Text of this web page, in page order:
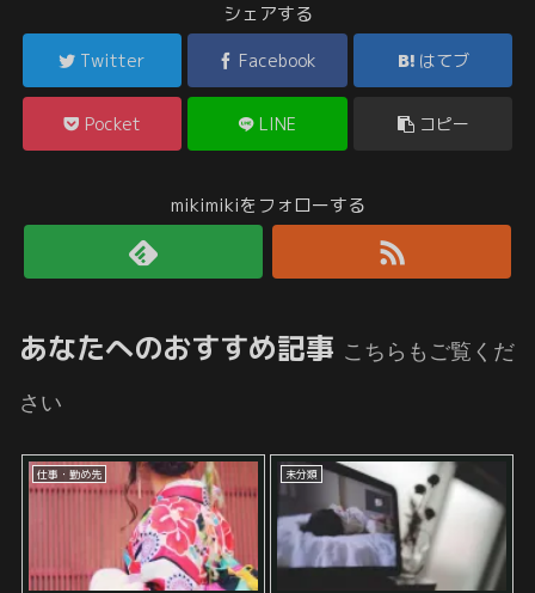
シェアする
Twitter Facebook はてブ
Pocket LINE コピー
mikimikiをフォローする
あなたへのおすすめ記事 こちらもご覧くだ
さい
仕事・勤め先 未分類